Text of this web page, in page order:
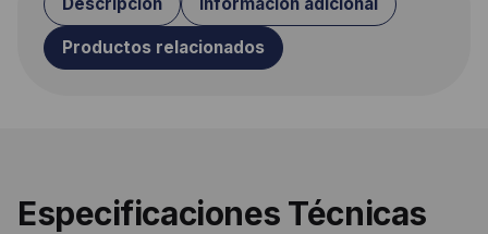
Productos relacionados
Especificaciones Técnicas